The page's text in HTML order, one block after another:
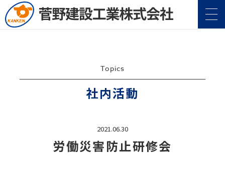
企業情報
Topics
社内活動
2021.06.30
労働災害防止研修会